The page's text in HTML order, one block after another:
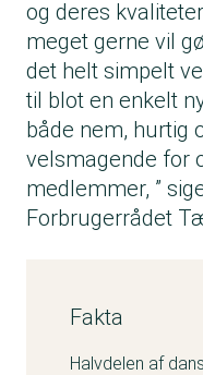
og deres
meget gerne vil
det helt simpelt
til blot en enkelt
både nem, hurtig
velsmagende for
medlemmer, ”
Forbrugerrådet
Fakta
Halvdelen af